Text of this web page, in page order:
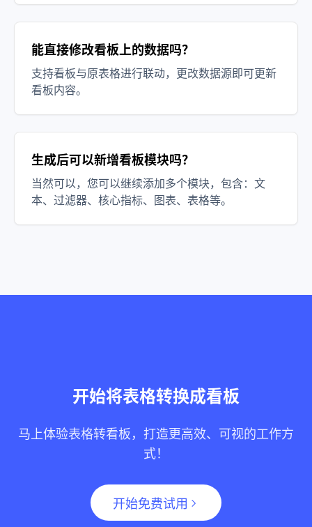
能直接修改看板上的数据吗？
支持看板与原表格进行联动，更改数据源即可更新
看板内容。
生成后可以新增看板模块吗？
当然可以，您可以继续添加多个模块，包含：文
本、过滤器、核心指标、图表、表格等。
开始将表格转换成看板
马上体验表格转看板，打造更高效、可视的工作方
式！
开始免费试用